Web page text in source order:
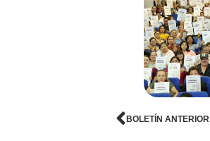
BOLETÍN ANTERIOR